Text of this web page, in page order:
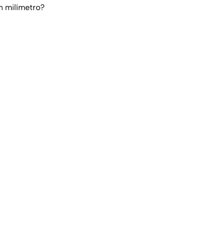
milímetro?